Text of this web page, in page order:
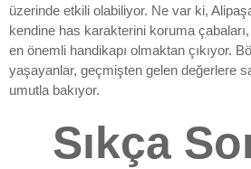
üzerinde etkili olabiliyor. Ne var ki,
kendine has karakterini koruma
en önemli handikapı olmaktan çıkıyor.
yaşayanlar, geçmişten gelen değerlere
umutla bakıyor.
Sıkça